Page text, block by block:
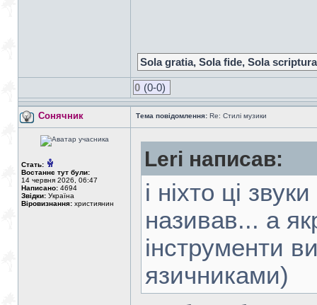
Sola gratia, Sola fide, Sola scriptura
0 (0-0)
Сонячник Тема повідомлення: Re: Стилі музики
Стать:
Востаннє тут були:
14 червня 2026, 06:47
Написано: 4694
Звідки: Україна
Віровизнання: християнин
Leri написав:
і ніхто ці
називав... а
інструменти
язичниками)